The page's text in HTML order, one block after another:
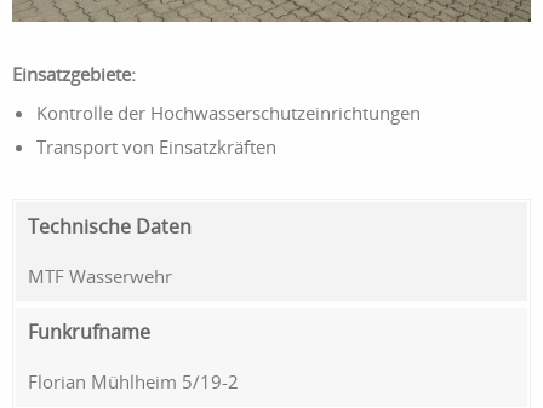
Einsatzgebiete:
Kontrolle der Hochwasserschutzeinrichtungen
Transport von Einsatzkräften
Technische Daten
MTF Wasserwehr
Funkrufname
Florian Mühlheim 5/19-2